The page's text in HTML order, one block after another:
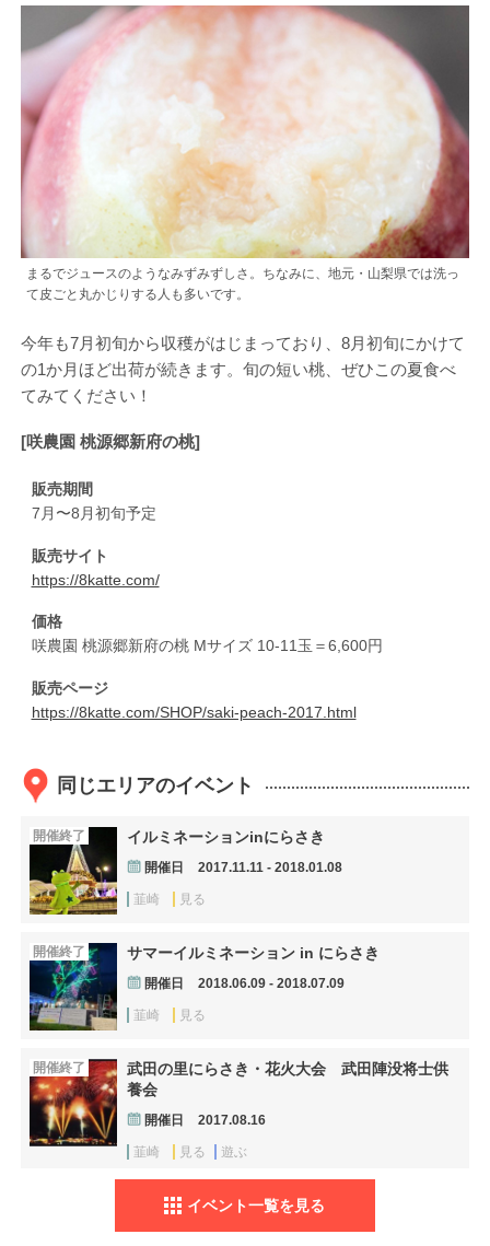
まるでジュースのようなみずみずしさ。ちなみに、地元・山梨県では洗っ
て皮ごと丸かじりする人も多いです。
今年も7月初旬から収穫がはじまっており、8月初旬にかけて
の1か月ほど出荷が続きます。旬の短い桃、ぜひこの夏食べ
てみてください！
[咲農園 桃源郷新府の桃]
販売期間
7月〜8月初旬予定
販売サイト
https://8katte.com/
価格
咲農園 桃源郷新府の桃 Mサイズ 10-11玉＝6,600円
販売ページ
https://8katte.com/SHOP/saki-peach-2017.html
同じエリアのイベント
開催終了 イルミネーションinにらさき
開催日 2017.11.11 - 2018.01.08
韮崎 見る
開催終了 サマーイルミネーション in にらさき
開催日 2018.06.09 - 2018.07.09
韮崎 見る
開催終了
武田の里にらさき・花火大会 武田陣没将士供
養会
開催日 2017.08.16
韮崎 見る 遊ぶ
イベント一覧を見る